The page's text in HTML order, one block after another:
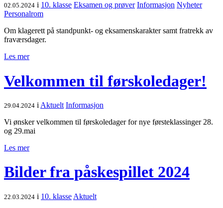
02.05.2024 i 10. klasse Eksamen og prøver Informasjon Nyheter
Personalrom
Om klagerett på standpunkt- og eksamenskarakter samt fratrekk av
fraværsdager.
Les mer
Velkommen til førskoledager!
29.04.2024 i Aktuelt Informasjon
Vi ønsker velkommen til førskoledager for nye førsteklassinger 28.
og 29.mai
Les mer
Bilder fra påskespillet 2024
22.03.2024 i 10. klasse Aktuelt